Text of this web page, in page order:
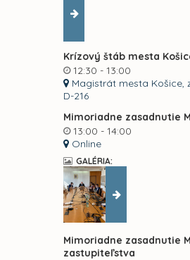
Krízový štáb mesta
12:30 - 13:00
Magistrát mesta Košice,
D-216
Mimoriadne zasadnutie
13:00 - 14:00
Online
GALÉRIA:
Mimoriadne zasadnutie
zastupiteľstva